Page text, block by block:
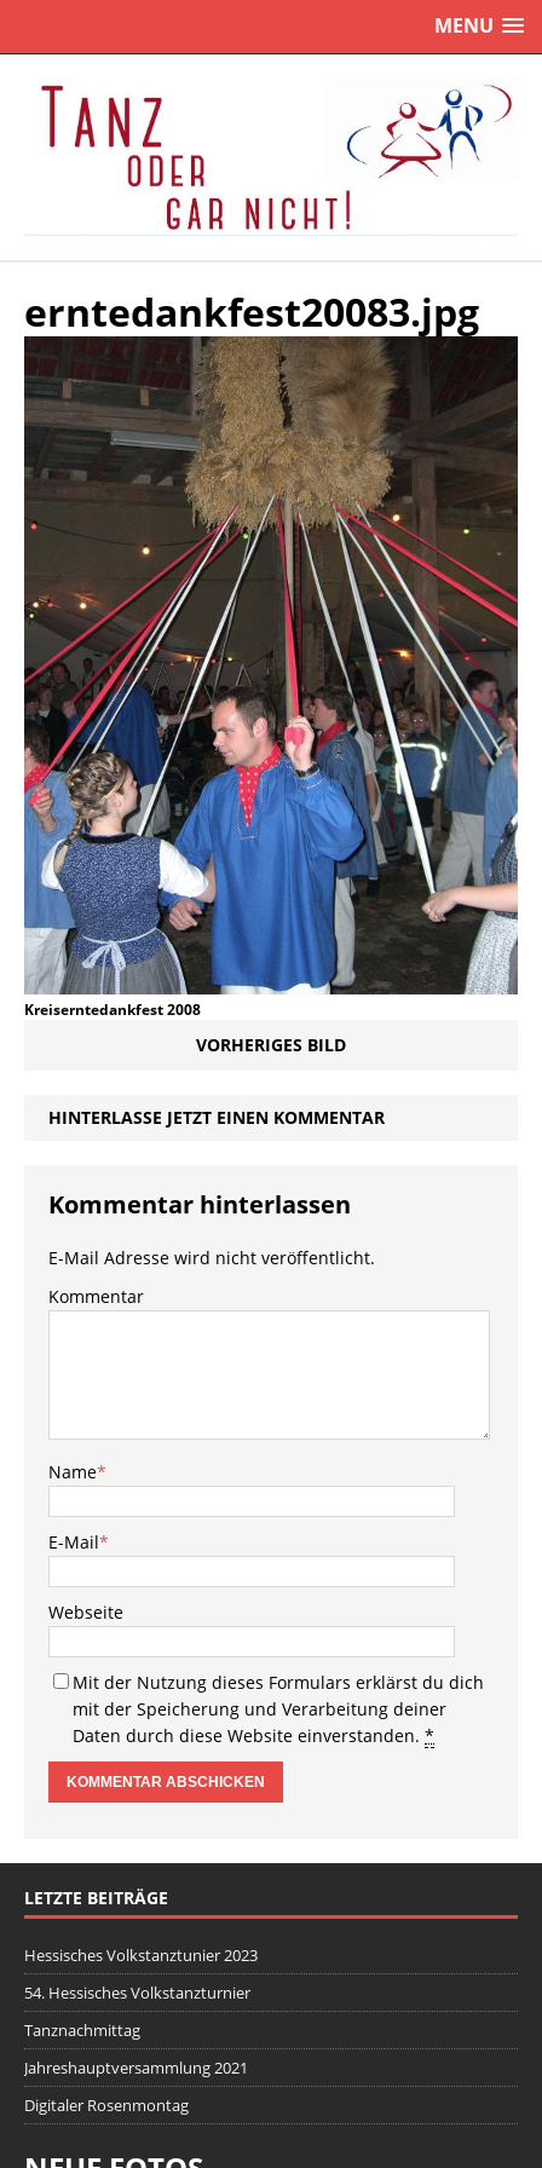
MENU
erntedankfest20083.jpg
Kreiserntedankfest 2008
VORHERIGES BILD
HINTERLASSE JETZT EINEN KOMMENTAR
Kommentar hinterlassen
E-Mail Adresse wird nicht veröffentlicht.
Kommentar
Name*
E-Mail*
Webseite
Mit der Nutzung dieses Formulars erklärst du dich
mit der Speicherung und Verarbeitung deiner
Daten durch diese Website einverstanden. *
LETZTE BEITRÄGE
Hessisches Volkstanztunier 2023
54. Hessisches Volkstanzturnier
Tanznachmittag
Jahreshauptversammlung 2021
Digitaler Rosenmontag